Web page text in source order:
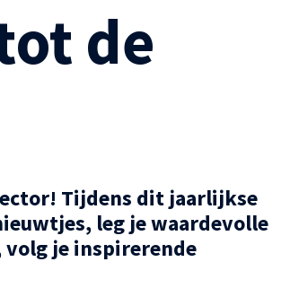
de
Tijdens dit jaarlijkse
leg je waardevolle
je inspirerende